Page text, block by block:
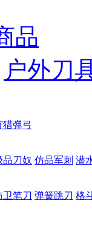
品
户外刀
猎弹弓
品刀奴 仿品军刺 潜
卫笔刀 弹簧跳刀 格